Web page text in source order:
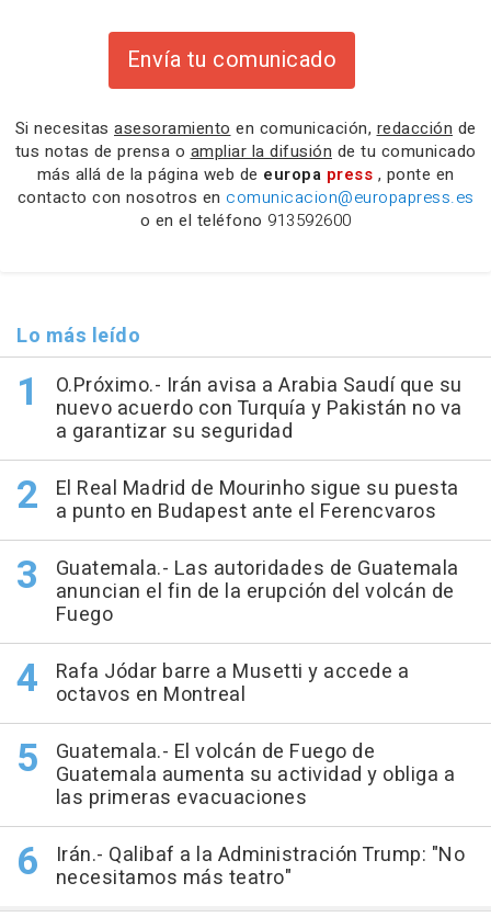
Envía tu comunicado
Si necesitas asesoramiento en comunicación, redacción de
tus notas de prensa o ampliar la difusión de tu comunicado
más allá de la página web de europa press , ponte en
contacto con nosotros en comunicacion@europapress.es
o en el teléfono 913592600
Lo más leído
O.Próximo.- Irán avisa a Arabia Saudí que su
nuevo acuerdo con Turquía y Pakistán no va
a garantizar su seguridad
El Real Madrid de Mourinho sigue su puesta
a punto en Budapest ante el Ferencvaros
Guatemala.- Las autoridades de Guatemala
anuncian el fin de la erupción del volcán de
Fuego
Rafa Jódar barre a Musetti y accede a
octavos en Montreal
Guatemala.- El volcán de Fuego de
Guatemala aumenta su actividad y obliga a
las primeras evacuaciones
Irán.- Qalibaf a la Administración Trump: "No
necesitamos más teatro"